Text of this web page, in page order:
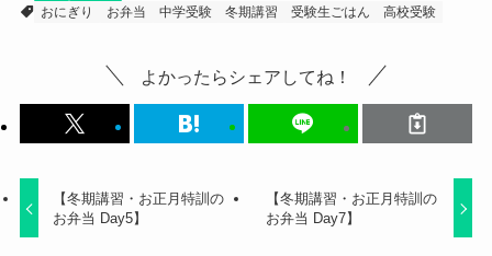
おにぎり
お弁当 中学受験 冬期講習 受験生ごはん 高校受験
よかったらシェアしてね！
【冬期講習・お正月特訓の
お弁当 Day5】
【冬期講習・お正月特訓の
お弁当 Day7】